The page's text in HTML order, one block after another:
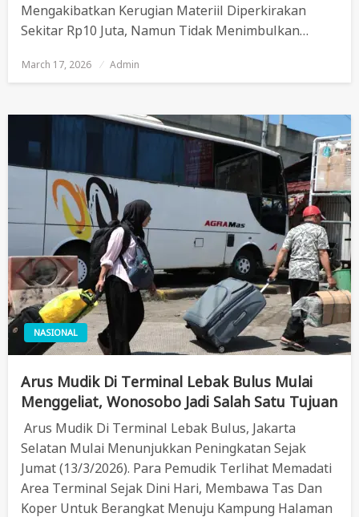
Mengakibatkan Kerugian Materiil Diperkirakan
Sekitar Rp10 Juta, Namun Tidak Menimbulkan…
Posted
March 17, 2026 Admin
NASIONAL
Arus Mudik Di Terminal Lebak Bulus Mulai
Menggeliat, Wonosobo Jadi Salah Satu Tujuan
Arus Mudik Di Terminal Lebak Bulus, Jakarta
Selatan Mulai Menunjukkan Peningkatan Sejak
Jumat (13/3/2026). Para Pemudik Terlihat Memadati
Area Terminal Sejak Dini Hari, Membawa Tas Dan
Koper Untuk Berangkat Menuju Kampung Halaman